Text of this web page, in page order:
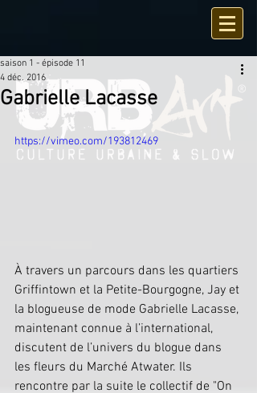
Gabrielle Lacasse
saison 1 - épisode 11
4 déc. 2016
https://vimeo.com/193812469
À travers un parcours dans les quartiers
Griffintown et la Petite-Bourgogne, Jay et
la blogueuse de mode Gabrielle Lacasse,
maintenant connue à l’international,
discutent de l’univers du blogue dans
les fleurs du Marché Atwater. Ils
rencontre par la suite le collectif de "On